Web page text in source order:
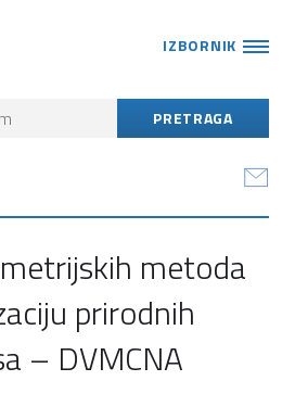
IZBORNIK
metoda
prirodnih
– DVMCNA